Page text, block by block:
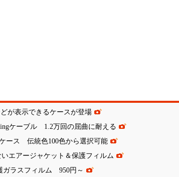
が表示できるケースが登場
ケーブル 1.2万回の屈曲に耐える
ース 伝統色100色から選択可能
エアージャケット＆保護フィルム
ガラスフィルム 950円～